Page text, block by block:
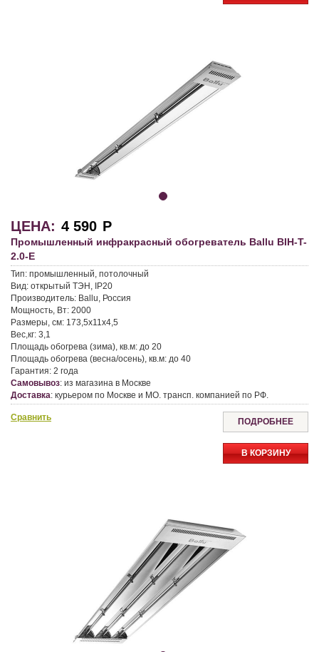
ЦЕНА: 4 590 Р
Промышленный инфракрасный обогреватель Ballu BIH-T-
2.0-E
Тип: промышленный, потолочный
Вид: открытый ТЭН, IP20
Производитель: Ballu, Россия
Мощность, Вт: 2000
Размеры, см: 173,5х11х4,5
Вес,кг: 3,1
Площадь обогрева (зима), кв.м: до 20
Площадь обогрева (весна/осень), кв.м: до 40
Гарантия: 2 года
Самовывоз: из магазина в Москве
Доставка: курьером по Москве и МО. трансп. компанией по РФ.
Сравнить ПОДРОБНЕЕ
В КОРЗИНУ